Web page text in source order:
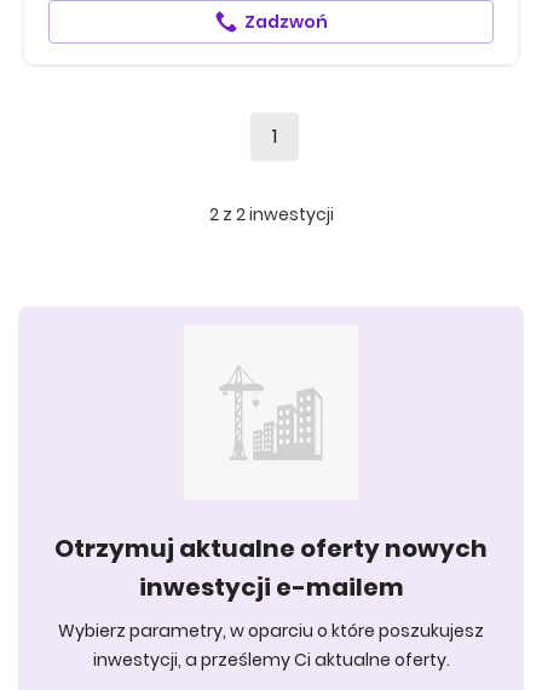
Zadzwoń
1
2z 2inwestycji
Otrzymuj aktualne oferty nowych
inwestycji e-mailem
Wybierz parametry, w oparciu o które poszukujesz
inwestycji, a prześlemy Ci aktualne oferty.